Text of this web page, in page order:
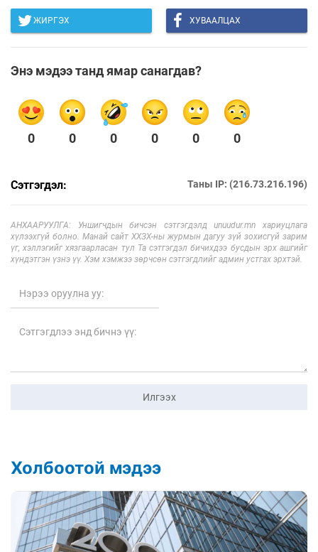
ЖИРГЭХ ХУВААЛЦАХ
Энэ мэдээ танд ямар санагдав?
0 0 0 0 0 0
Сэтгэгдэл: Таны IP: (216.73.216.196)
АНХААРУУЛГА: Уншигчдын бичсэн сэтгэгдэлд unuudur.mn хариуцлага
хүлээхгүй болно. Манай сайт ХХЗХ-ны журмын дагуу зүй зохисгүй зарим
үг, хэллэгийг хязгаарласан тул Та сэтгэгдэл бичихдээ бусдын эрх ашгийг
хүндэтгэн үзнэ үү. Хэм хэмжээ зөрчсөн сэтгэгдлийг админ устгах эрхтэй.
Илгээх
Холбоотой мэдээ